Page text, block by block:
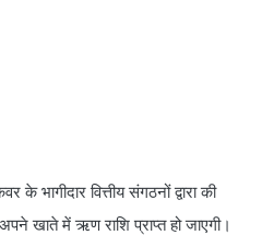
वित्तीय संगठनों द्वारा की
खाते में ऋण राशि प्राप्त हो जाएगी।